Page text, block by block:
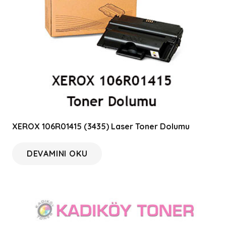
XEROX 106R01415 (3435) Laser Toner Dolumu
DEVAMINI OKU